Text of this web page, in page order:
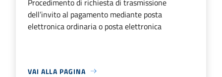
dell’invito al pagamento mediante posta
elettronica ordinaria o posta elettronica
VAI ALLA PAGINA